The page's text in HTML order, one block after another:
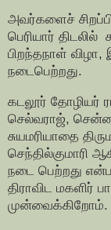
அவர்களைச்
பெரியார்
பிறந்தநாள்
நடைபெற்றது.
கடலூர் தோழியர்
செல்வராஜ், சென்னை
சுயமரியாதை
செந்தில்குமாரி
நடை பெற்றது
திராவிட மகளிர்
முன்வைக்கிறோம்.